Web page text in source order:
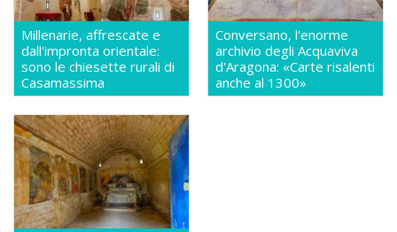
Millenarie, affrescate e
dall'impronta orientale:
sono le chiesette rurali di
Casamassima
Conversano, l'enorme
archivio degli Acquaviva
d'Aragona: «Carte risalenti
anche al 1300»